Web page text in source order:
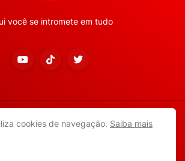
você se intromete em tudo
©2026Todos os direitos reservados.
cookies de navegação. Saiba mais